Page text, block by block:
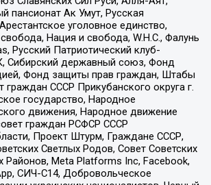
пансионат Ак Умут, Русская
уголовное единство,
Нация и свобода, W.H.С., Фалунь
Русский Патриотический клуб-
Сибирский державный союз, Фонд
Фонд защиты прав граждан, Штабы
граждан СССР Прикубанского округа г.
государство, Народное
движения, Народное движение
граждан РСФСР СССР
Проект Штурм, Граждане СССР,
Светлых Родов, Совет Советских
Районов, Meta Platforms Inc, Facebook,
СИЧ-С14, Добровольческое